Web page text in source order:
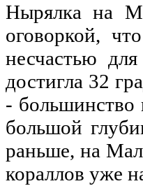
Нырялка на
оговоркой,
несчастью
достигла 32
- большинство
большой
раньше, на
кораллов уже